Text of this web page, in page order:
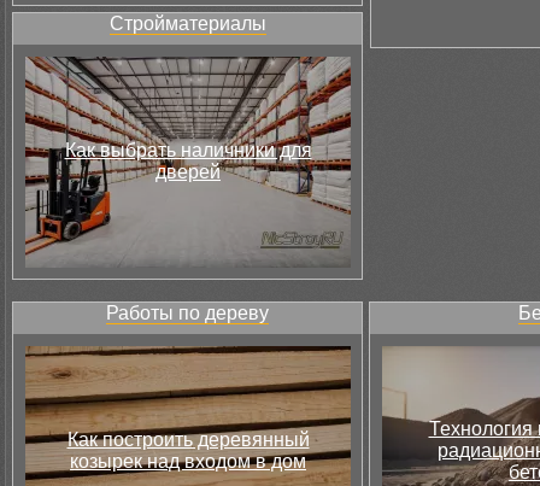
Стройматериалы
Как выбрать наличники для
дверей
Работы по дереву
Как построить деревянный
козырек над входом в дом
Технология